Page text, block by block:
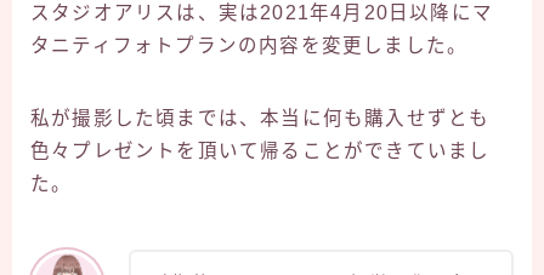
スタジオアリスは、実は2021年4月20日以降にマ
タニティフォトプランの内容を変更しました。
私が撮影した頃までは、本当に何も購入せずとも
色々プレゼントを頂いて帰ることができていまし
た。